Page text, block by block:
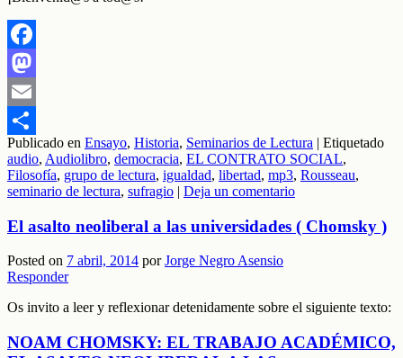
Facebook
Mastodon
Email
Compartir
Publicado en Ensayo, Historia, Seminarios de Lectura | Etiquetado
audio, Audiolibro, democracia, EL CONTRATO SOCIAL,
Filosofía, grupo de lectura, igualdad, libertad, mp3, Rousseau,
seminario de lectura, sufragio | Deja un comentario
El asalto neoliberal a las universidades ( Chomsky )
Posted on 7 abril, 2014 porJorge Negro Asensio
Responder
Os invito a leer y reflexionar detenidamente sobre el siguiente texto:
NOAM CHOMSKY: EL TRABAJO ACADÉMICO,